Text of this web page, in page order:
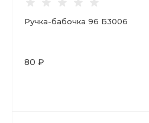
Ручка-бабочка 96 Б3006
80 ₽